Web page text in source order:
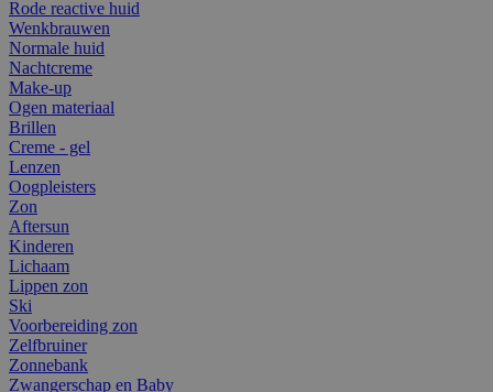
Rode reactive huid
Wenkbrauwen
Normale huid
Nachtcreme
Make-up
Ogen materiaal
Brillen
Creme - gel
Lenzen
Oogpleisters
Zon
Aftersun
Kinderen
Lichaam
Lippen zon
Ski
Voorbereiding zon
Zelfbruiner
Zonnebank
Zwangerschap en Baby